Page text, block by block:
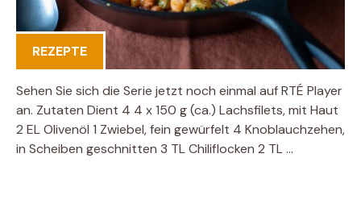
REZEPTE
Sehen Sie sich die Serie jetzt noch einmal auf RTÉ Player
an. Zutaten Dient 4 4 x 150 g (ca.) Lachsfilets, mit Haut
2 EL Olivenöl 1 Zwiebel, fein gewürfelt 4 Knoblauchzehen,
in Scheiben geschnitten 3 TL Chiliflocken 2 TL …